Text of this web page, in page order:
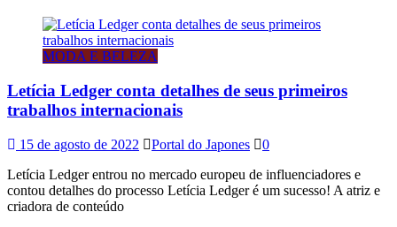
MODA E BELEZA
Letícia Ledger conta detalhes de seus primeiros
trabalhos internacionais
15 de agosto de 2022 Portal do Japones
0
Letícia Ledger entrou no mercado europeu de influenciadores e
contou detalhes do processo Letícia Ledger é um sucesso! A atriz e
criadora de conteúdo